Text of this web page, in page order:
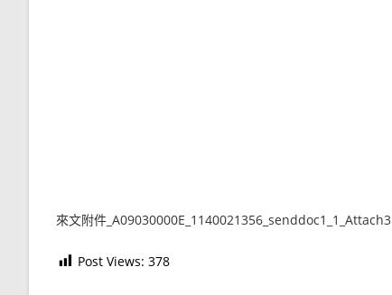
來文附件_A09030000E_1140021356_senddoc1_1_Attach3
Post Views: 378